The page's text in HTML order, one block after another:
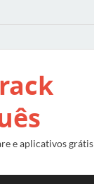
e aplicativos grátis